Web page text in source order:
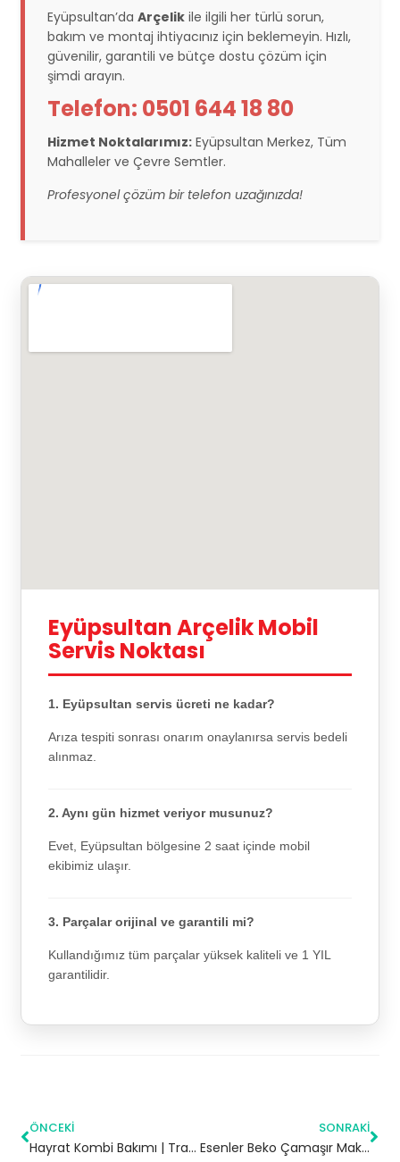
Eyüpsultan’da Arçelik ile ilgili her türlü sorun,
bakım ve montaj ihtiyacınız için beklemeyin. Hızlı,
güvenilir, garantili ve bütçe dostu çözüm için
şimdi arayın.
Telefon: 0501 644 18 80
Hizmet Noktalarımız: Eyüpsultan Merkez, Tüm
Mahalleler ve Çevre Semtler.
Profesyonel çözüm bir telefon uzağınızda!
Eyüpsultan Arçelik Mobil
Servis Noktası
1. Eyüpsultan servis ücreti ne kadar?
Arıza tespiti sonrası onarım onaylanırsa servis bedeli
alınmaz.
2. Aynı gün hizmet veriyor musunuz?
Evet, Eyüpsultan bölgesine 2 saat içinde mobil
ekibimiz ulaşır.
3. Parçalar orijinal ve garantili mi?
Kullandığımız tüm parçalar yüksek kaliteli ve 1 YIL
garantilidir.
ÖNCEKI
Hayrat Kombi Bakımı | Trabzon
SONRAKI
Esenler Beko Çamaşır Makinesi Servisi